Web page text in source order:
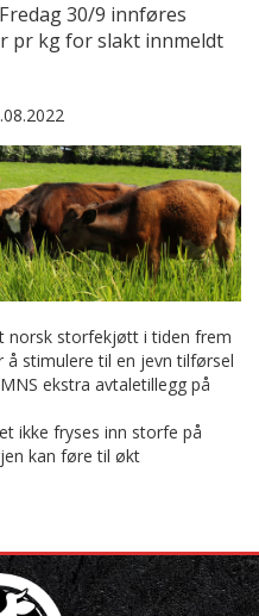
30/9 innføres
pr kg for slakt innmeldt
norsk storfekjøtt i tiden frem
stimulere til en jevn tilførsel
ekstra avtaletillegg på
ikke fryses inn storfe på
kan føre til økt